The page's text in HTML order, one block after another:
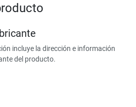
incluye la dirección e información
del producto.